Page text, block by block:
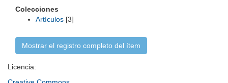
Colecciones
Artículos [3]
Mostrar el registro completo del ítem
Licencia: